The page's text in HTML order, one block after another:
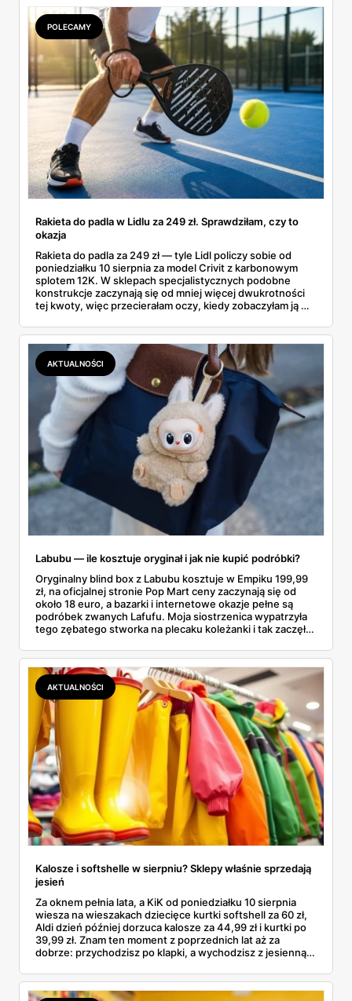
POLECAMY
Rakieta do padla w Lidlu za 249 zł. Sprawdziłam, czy to
okazja
Rakieta do padla za 249 zł — tyle Lidl policzy sobie od
poniedziałku 10 sierpnia za model Crivit z karbonowym
splotem 12K. W sklepach specjalistycznych podobne
konstrukcje zaczynają się od mniej więcej dwukrotności
tej kwoty, więc przecierałam oczy, kiedy zobaczyłam ją w
najszybciej rosnący sport w Polsce: kortów przybywa
lawinowo, a chętnych jeszcze szybciej. Sprawdziłam, co
dokładnie dostajemy za te pieniądze i komu taka rakieta
faktycznie wystarczy.
AKTUALNOŚCI
Labubu — ile kosztuje oryginał i jak nie kupić podróbki?
Oryginalny blind box z Labubu kosztuje w Empiku 199,99
zł, na oficjalnej stronie Pop Mart ceny zaczynają się od
około 18 euro, a bazarki i internetowe okazje pełne są
podróbek zwanych Lafufu. Moja siostrzenica wypatrzyła
tego zębatego stworka na plecaku koleżanki i tak zaczęło
kosztuje i po czym poznać, że sprzedawca nie wciska nam
podróbki. Spisałam wszystko, czego się dowiedziałam —
łącznie z jedną wpadką, o której za chwilę.
AKTUALNOŚCI
Kalosze i softshelle w sierpniu? Sklepy właśnie sprzedają
jesień
Za oknem pełnia lata, a KiK od poniedziałku 10 sierpnia
wiesza na wieszakach dziecięce kurtki softshell za 60 zł,
Aldi dzień później dorzuca kalosze za 44,99 zł i kurtki po
39,99 zł. Znam ten moment z poprzednich lat aż za
dobrze: przychodzisz po klapki, a wychodzisz z jesienną
pojawi się w gazetkach w przyszłym tygodniu i czy jest
sens kupować jesień, zanim skończą się wakacje.